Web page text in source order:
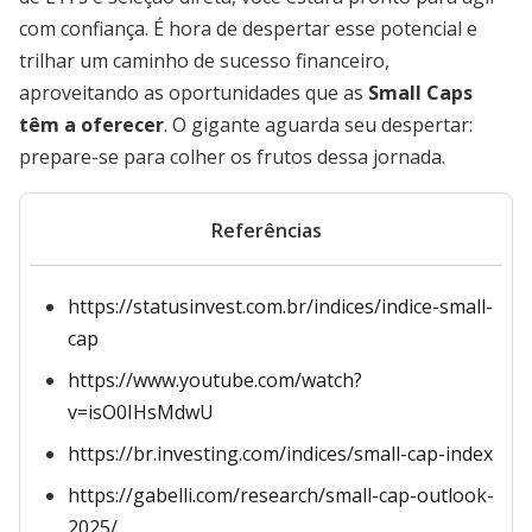
com confiança. É hora de despertar esse potencial e
trilhar um caminho de sucesso financeiro,
aproveitando as oportunidades que as Small Caps
têm a oferecer. O gigante aguarda seu despertar:
prepare-se para colher os frutos dessa jornada.
Referências
https://statusinvest.com.br/indices/indice-small-
cap
https://www.youtube.com/watch?
v=isO0IHsMdwU
https://br.investing.com/indices/small-cap-index
https://gabelli.com/research/small-cap-outlook-